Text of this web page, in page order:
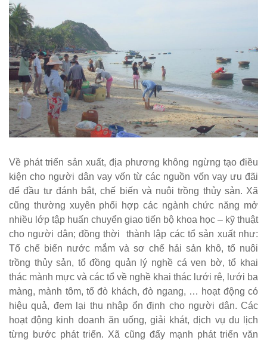
Về phát triển sản xuất, địa phương không ngừng tạo điều
kiện cho người dân vay vốn từ các nguồn vốn vay ưu đãi
để đầu tư đánh bắt, chế biến và nuôi trồng thủy sản. Xã
cũng thường xuyên phối hợp các ngành chức năng mở
nhiều lớp tập huấn chuyển giao tiến bộ khoa học – kỹ thuật
cho người dân; đồng thời thành lập các tổ sản xuất như:
Tổ chế biến nước mắm và sơ chế hải sản khô, tổ nuôi
trồng thủy sản, tổ đồng quản lý nghề cá ven bờ, tổ khai
thác mành mực và các tổ về nghề khai thác lưới rê, lưới ba
màng, mành tôm, tổ đò khách, đò ngang, … hoạt động có
hiệu quả, đem lại thu nhập ổn định cho người dân. Các
hoạt động kinh doanh ăn uống, giải khát, dịch vụ du lịch
từng bước phát triển. Xã cũng đẩy mạnh phát triển văn